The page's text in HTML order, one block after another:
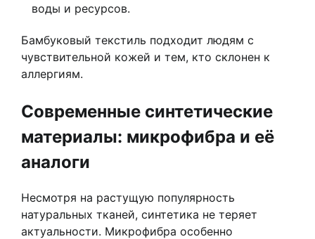
воды и ресурсов.
Бамбуковый текстиль подходит людям с
чувствительной кожей и тем, кто склонен к
аллергиям.
Современные синтетические
материалы: микрофибра и её
аналоги
Несмотря на растущую популярность
натуральных тканей, синтетика не теряет
актуальности. Микрофибра особенно